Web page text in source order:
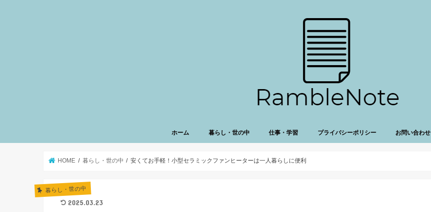
ホーム 暮らし・世の中 仕事・学習 プライバシーポリシー お問い合わせ
HOME 暮らし・世の中 安くてお手軽！小型セラミックファンヒーターは一人暮らしに便利
暮らし・世の中
2025.03.23